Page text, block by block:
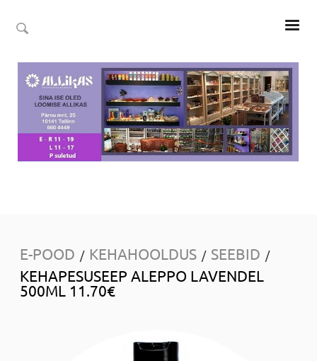
E-POOD / KEHAHOOLDUS / SEEBID /
KEHAPESUSEEP ALEPPO LAVENDEL
500ML 11.70€